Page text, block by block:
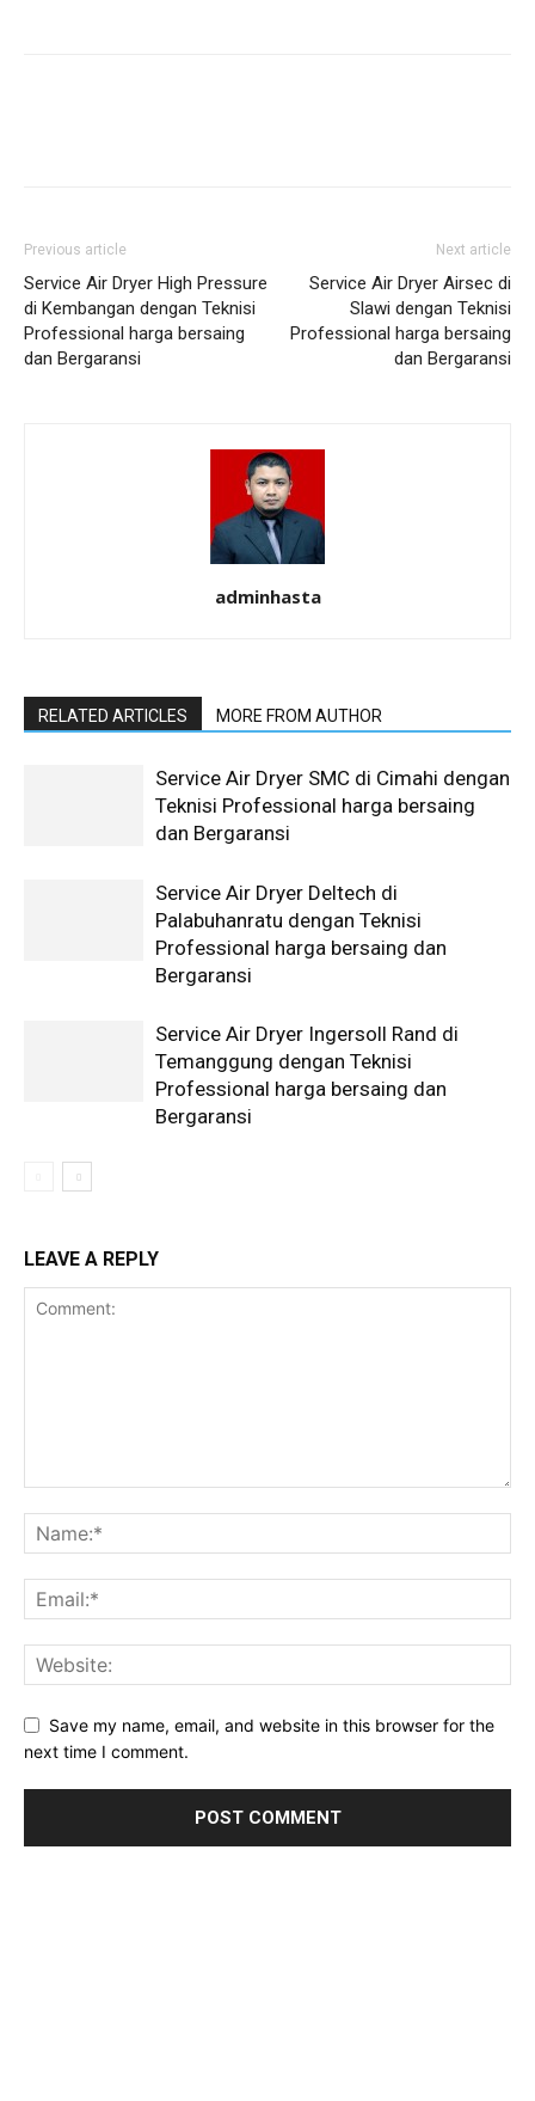
Previous article
Service Air Dryer High Pressure
di Kembangan dengan Teknisi
Professional harga bersaing
dan Bergaransi
Next article
Service Air Dryer Airsec di
Slawi dengan Teknisi
Professional harga bersaing
dan Bergaransi
adminhasta
RELATED ARTICLES MORE FROM AUTHOR
Service Air Dryer SMC di Cimahi dengan
Teknisi Professional harga bersaing
dan Bergaransi
Service Air Dryer Deltech di
Palabuhanratu dengan Teknisi
Professional harga bersaing dan
Bergaransi
Service Air Dryer Ingersoll Rand di
Temanggung dengan Teknisi
Professional harga bersaing dan
Bergaransi
LEAVE A REPLY
Save my name, email, and website in this browser for the
next time I comment.